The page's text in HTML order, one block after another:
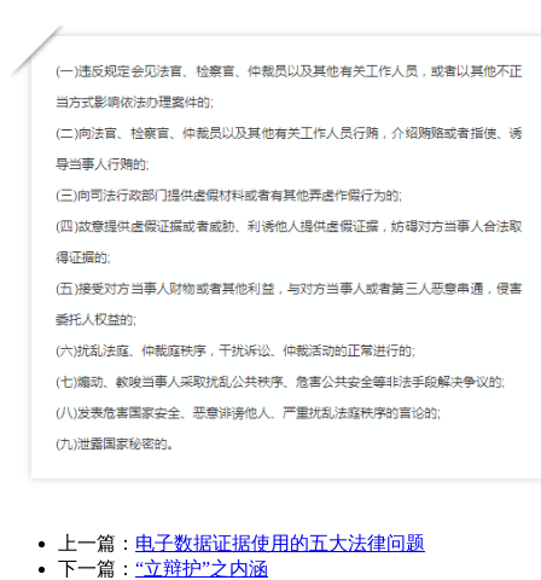
上一篇： 电子数据证据使用的五大法律问题
下一篇： “立辩护”之内涵